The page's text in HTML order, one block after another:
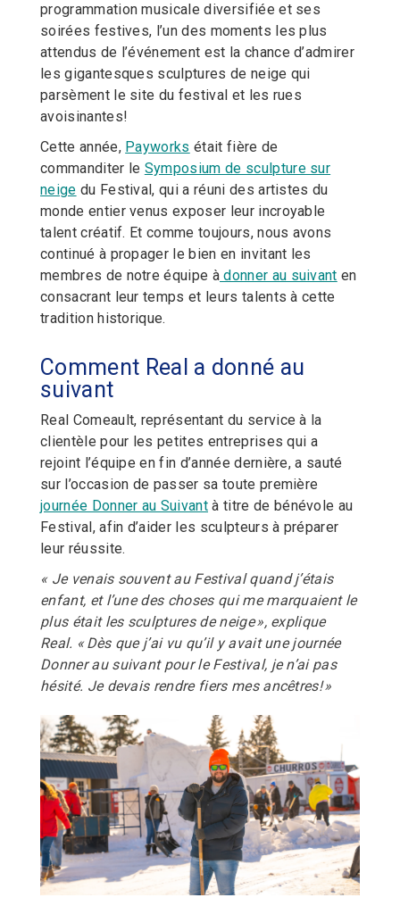
programmation musicale diversifiée et ses
soirées festives, l’un des moments les plus
attendus de l’événement est la chance d’admirer
les gigantesques sculptures de neige qui
parsèment le site du festival et les rues
avoisinantes!
Cette année, Payworks était fière de
commanditer le Symposium de sculpture sur
neige du Festival, qui a réuni des artistes du
monde entier venus exposer leur incroyable
talent créatif. Et comme toujours, nous avons
continué à propager le bien en invitant les
membres de notre équipe à donner au suivant en
consacrant leur temps et leurs talents à cette
tradition historique.
Comment Real a donné au
suivant
Real Comeault, représentant du service à la
clientèle pour les petites entreprises qui a
rejoint l’équipe en fin d’année dernière, a sauté
sur l’occasion de passer sa toute première
journée Donner au Suivant à titre de bénévole au
Festival, afin d’aider les sculpteurs à préparer
leur réussite.
« Je venais souvent au Festival quand j’étais
enfant, et l’une des choses qui me marquaient le
plus était les sculptures de neige », explique
Real. « Dès que j’ai vu qu’il y avait une journée
Donner au suivant pour le Festival, je n’ai pas
hésité. Je devais rendre fiers mes ancêtres! »